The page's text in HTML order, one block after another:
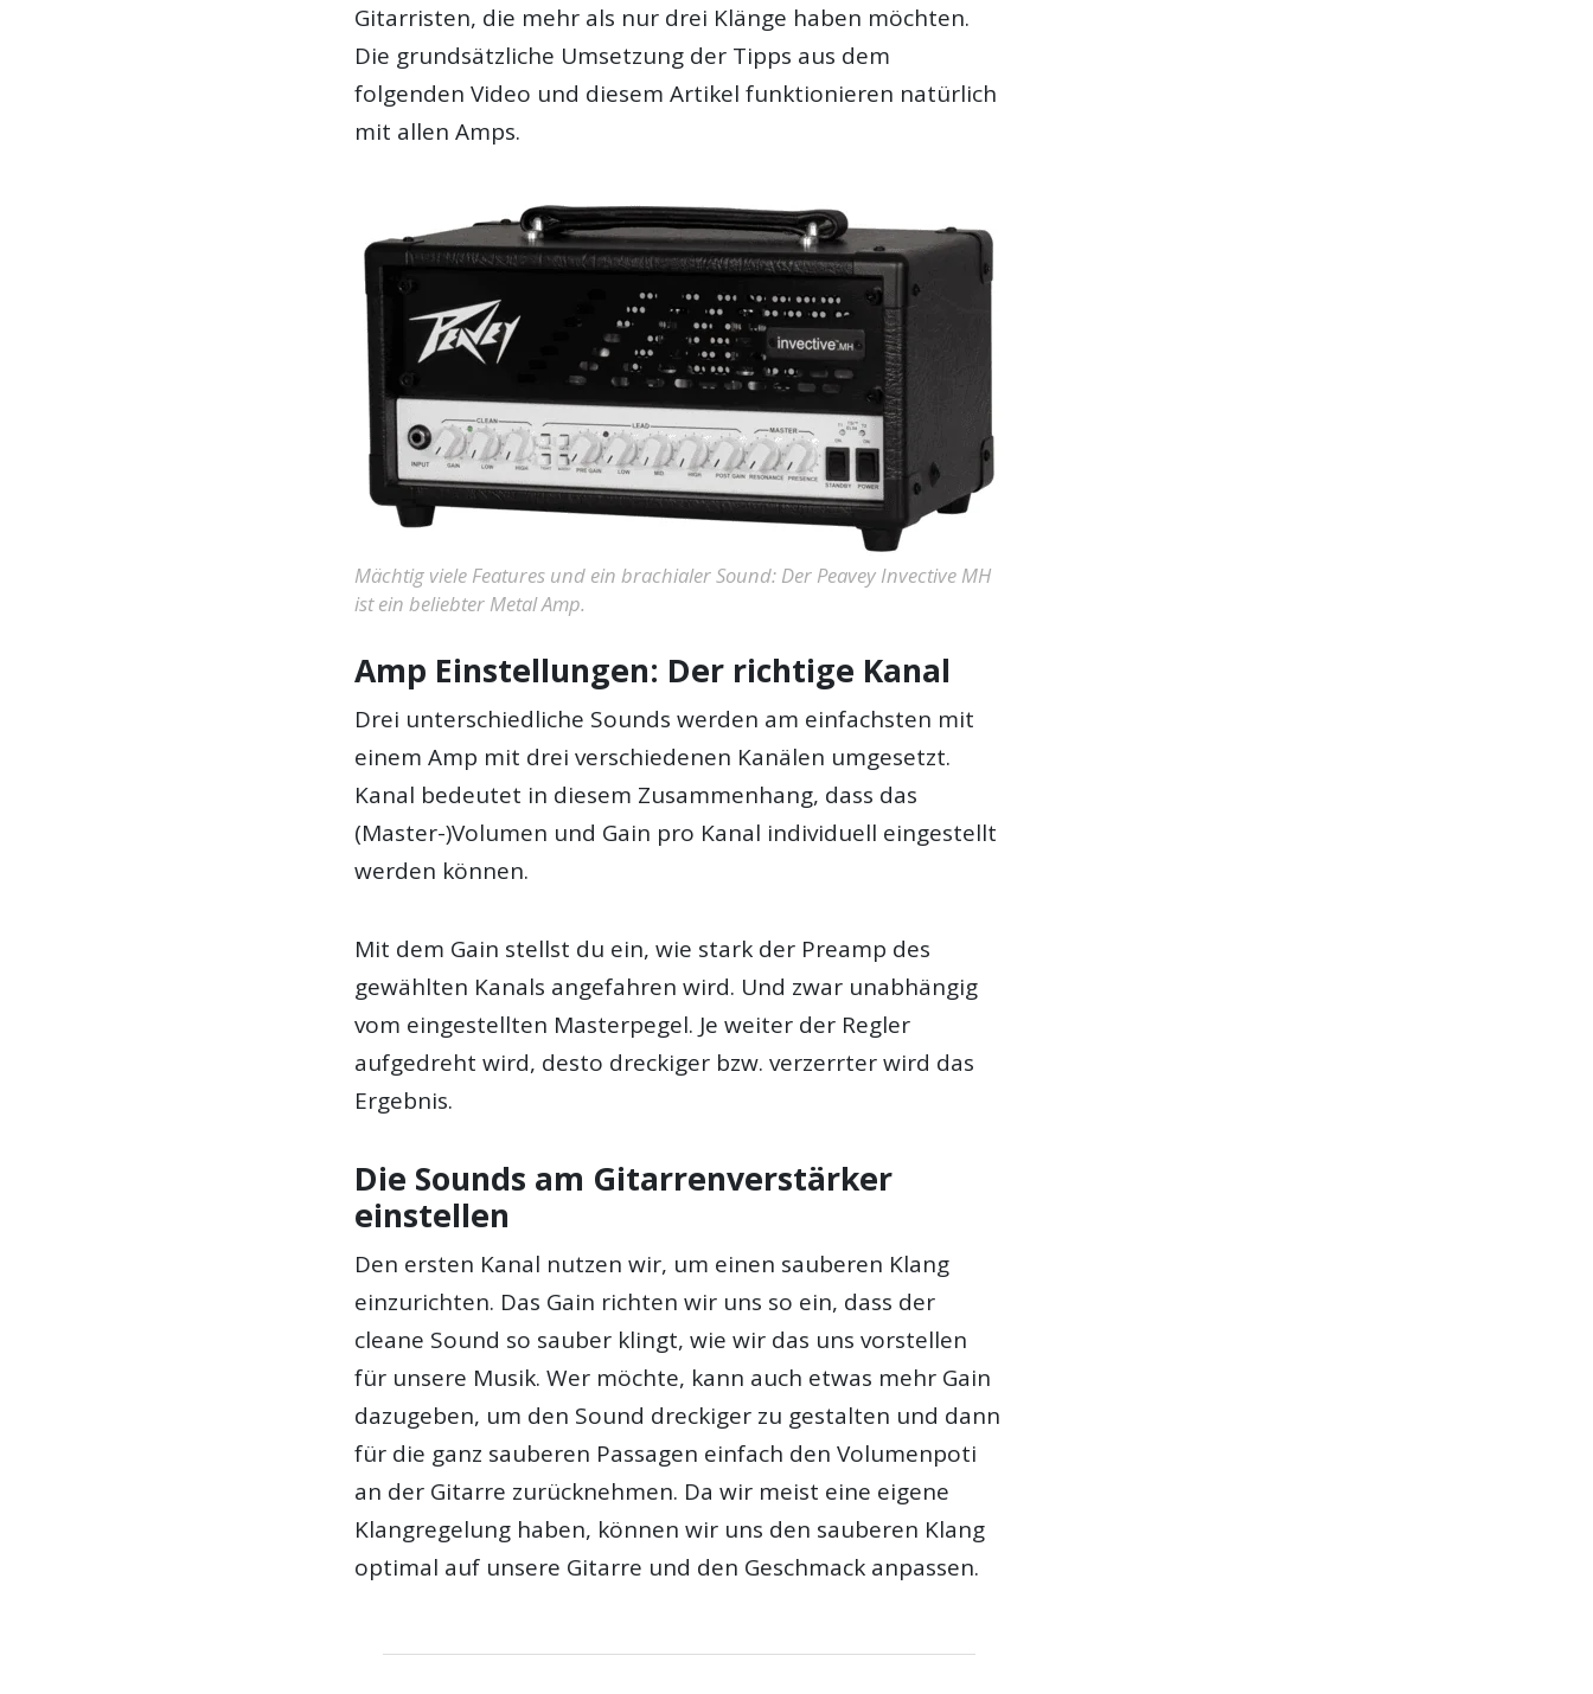
Gitarristen, die mehr als nur drei Klänge haben möchten.
Die grundsätzliche Umsetzung der Tipps aus dem
folgenden Video und diesem Artikel funktionieren natürlich
mit allen Amps.
Mächtig viele Features und ein brachialer Sound: Der Peavey Invective MH
ist ein beliebter Metal Amp.
Amp Einstellungen: Der richtige Kanal
Drei unterschiedliche Sounds werden am einfachsten mit
einem Amp mit drei verschiedenen Kanälen umgesetzt.
Kanal bedeutet in diesem Zusammenhang, dass das
(Master-)Volumen und Gain pro Kanal individuell eingestellt
werden können.
Mit dem Gain stellst du ein, wie stark der Preamp des
gewählten Kanals angefahren wird. Und zwar unabhängig
vom eingestellten Masterpegel. Je weiter der Regler
aufgedreht wird, desto dreckiger bzw. verzerrter wird das
Ergebnis.
Die Sounds am Gitarrenverstärker
einstellen
Den ersten Kanal nutzen wir, um einen sauberen Klang
einzurichten. Das Gain richten wir uns so ein, dass der
cleane Sound so sauber klingt, wie wir das uns vorstellen
für unsere Musik. Wer möchte, kann auch etwas mehr Gain
dazugeben, um den Sound dreckiger zu gestalten und dann
für die ganz sauberen Passagen einfach den Volumenpoti
an der Gitarre zurücknehmen. Da wir meist eine eigene
Klangregelung haben, können wir uns den sauberen Klang
optimal auf unsere Gitarre und den Geschmack anpassen.